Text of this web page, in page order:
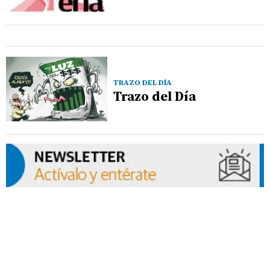
TRAZO DEL DÍA
Trazo del Día